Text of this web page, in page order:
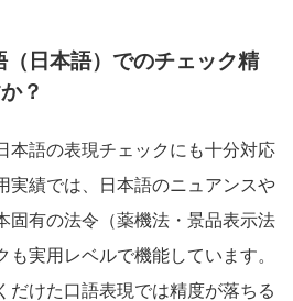
日本語）でのチェック精
？
本語の表現チェックにも十分対応
実績では、日本語のニュアンスや
固有の法令（薬機法・景品表示法
も実用レベルで機能しています。
だけた口語表現では精度が落ちる